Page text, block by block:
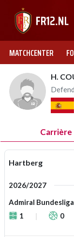
MATCHCENTER
H.
Carrière
Hartberg
2026/2027
Admiral Bundesliga
1
0